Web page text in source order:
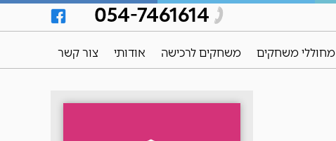
054-7461614
מחוללי משחקים משחקים לרכישה אודותי צור קשר